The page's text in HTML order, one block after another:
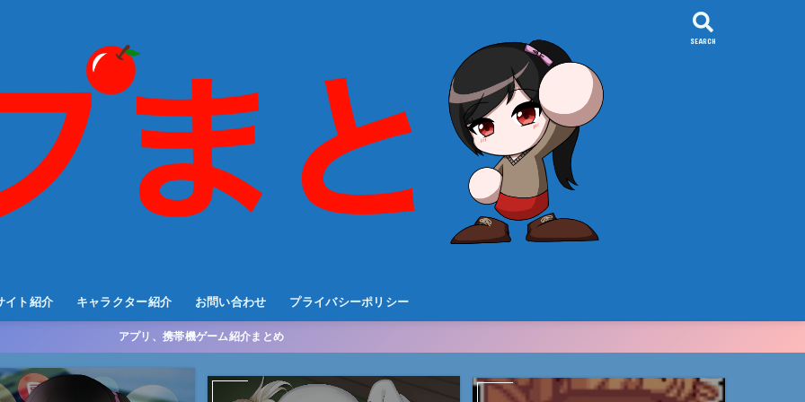
イト紹介 キャラクター紹介 お問い合わせ プライバシーポリシー
SEARCH
アプリ、携帯機ゲーム紹介まとめ